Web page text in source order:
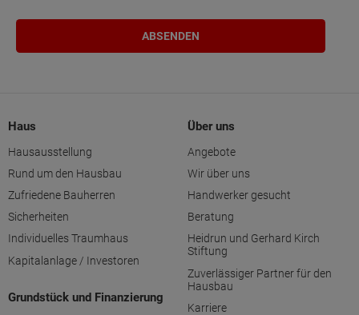
Haus
Hausausstellung
Rund um den Hausbau
Zufriedene Bauherren
Sicherheiten
Individuelles Traumhaus
Kapitalanlage / Investoren
Grundstück und Finanzierung
Über uns
Angebote
Wir über uns
Handwerker gesucht
Beratung
Heidrun und Gerhard Kirch
Stiftung
Zuverlässiger Partner für den
Hausbau
Karriere